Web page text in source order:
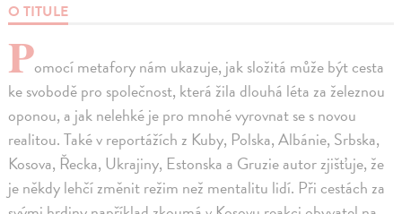
O TITULE
Pomocí metafory nám ukazuje, jak složitá může být cesta
ke svobodě pro společnost, která žila dlouhá léta za železnou
oponou, a jak nelehké je pro mnohé vyrovnat se s novou
realitou. Také v reportážích z Kuby, Polska, Albánie, Srbska,
Kosova, Řecka, Ukrajiny, Estonska a Gruzie autor zjišťuje, že
je někdy lehčí změnit režim než mentalitu lidí. Při cestách za